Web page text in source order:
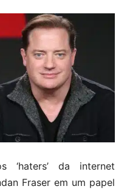
‘haters’ da internet
Fraser em um papel